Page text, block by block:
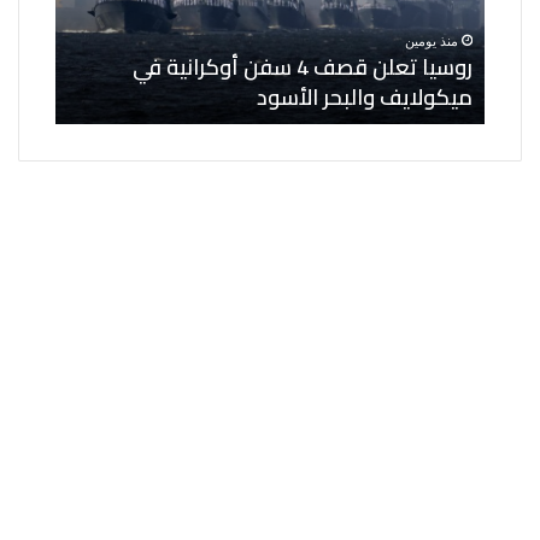
ميكولايف
والبحر
الأسود
منذ يومين
روسيا تعلن قصف 4 سفن أوكرانية في
ميكولايف والبحر الأسود